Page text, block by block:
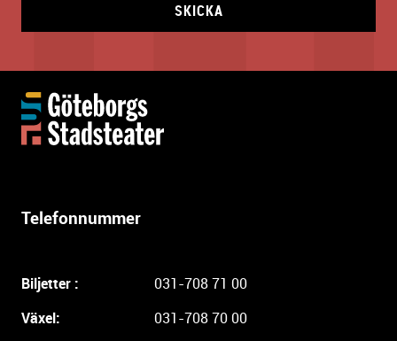
SKICKA
Telefonnummer
Biljetter :
031-708 71 00
Växel:
031-708 70 00